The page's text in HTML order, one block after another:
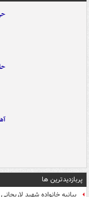
پربازدیدترین ها
بیانیه خانواده شهید